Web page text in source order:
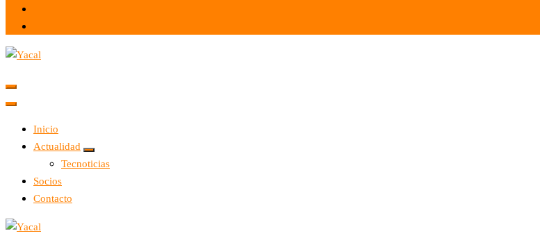
Yacal micro hosting
Inicio
Actualidad
Tecnoticias
Socios
Contacto